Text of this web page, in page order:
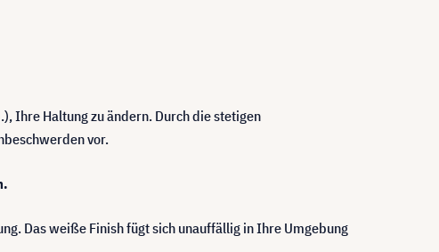
Ihre Haltung zu ändern. Durch die stetigen
vor.
Das weiße Finish fügt sich unauffällig in Ihre Umgebung